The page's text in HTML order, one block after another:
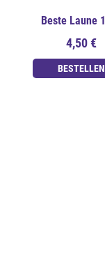
Beste Laune
4,50 €
BESTELLEN